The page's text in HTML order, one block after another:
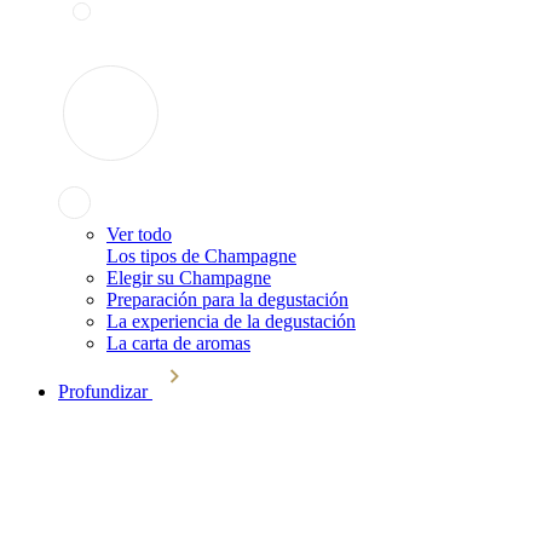
Ver todo
Los tipos de Champagne
Elegir su Champagne
Preparación para la degustación
La experiencia de la degustación
La carta de aromas
Profundizar